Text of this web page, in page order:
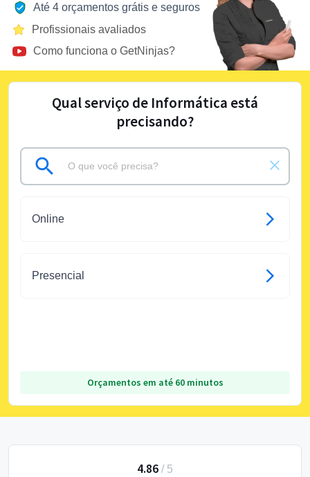
Até 4 orçamentos grátis e seguros
Profissionais avaliados
Como funciona o GetNinjas?
Qual serviço de Informática está
precisando?
Online
Presencial
Orçamentos em até 60 minutos
4.86 / 5